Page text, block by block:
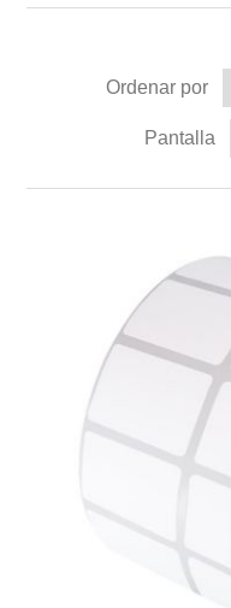
Ordenar por
Pantalla